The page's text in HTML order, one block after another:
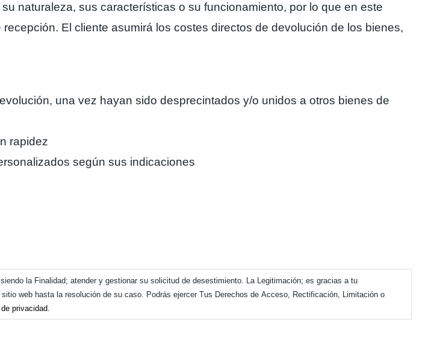
naturaleza, sus características o su funcionamiento, por lo que en este
El cliente asumirá los costes directos de devolución de los bienes,
una vez hayan sido desprecintados y/o unidos a otros bienes de
rapidez
según sus indicaciones
la Finalidad; atender y gestionar su solicitud de desestimiento. La Legitimación; es gracias a tu
web hasta la resolución de su caso. Podrás ejercer Tus Derechos de Acceso, Rectificación, Limitación o
privacidad.